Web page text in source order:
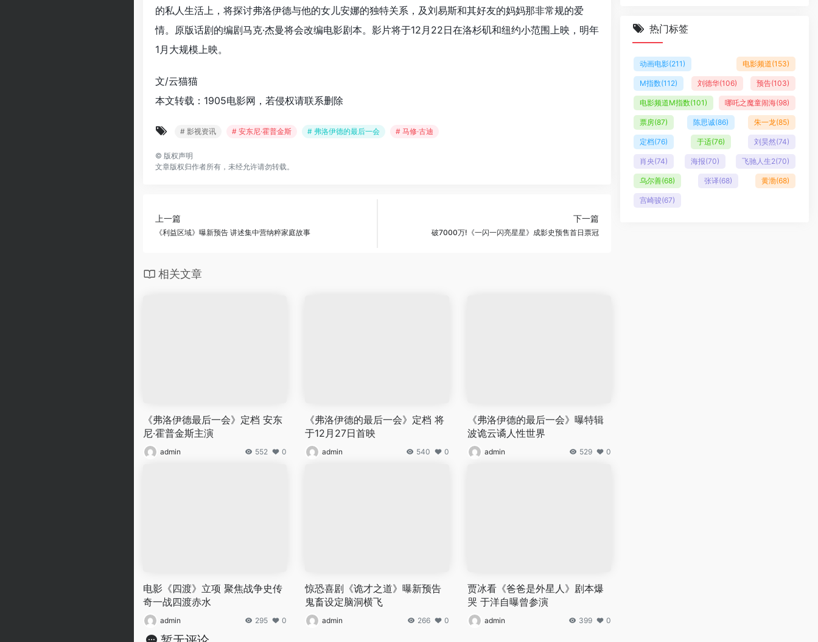
的私人生活上，将探讨弗洛伊德与他的女儿安娜的独特关系，及刘易斯和其好友的妈妈那非常规的爱
情。原版话剧的编剧马克·杰曼将会改编电影剧本。影片将于12月22日在洛杉矶和纽约小范围上映，明年
1月大规模上映。
文/云猫猫
本文转载：1905电影网，若侵权请联系删除
# 影视资讯 # 安东尼·霍普金斯 # 弗洛伊德的最后一会 # 马修·古迪
© 版权声明
文章版权归作者所有，未经允许请勿转载。
上一篇
《利益区域》曝新预告 讲述集中营纳粹家庭故事
下一篇
破7000万!《一闪一闪亮星星》成影史预售首日票冠
相关文章
《弗洛伊德最后一会》定档 安东
尼·霍普金斯主演
admin 552 0
《弗洛伊德的最后一会》定档 将
于12月27日首映
admin 540 0
《弗洛伊德的最后一会》曝特辑
波诡云谲人性世界
admin 529 0
电影《四渡》立项 聚焦战争史传
奇一战四渡赤水
admin 295 0
惊恐喜剧《诡才之道》曝新预告
鬼畜设定脑洞横飞
admin 266 0
贾冰看《爸爸是外星人》剧本爆
哭 于洋自曝曾参演
admin 399 0
热门标签
动画电影(211) 电影频道(153)
M指数(112) 刘德华(106) 预告(103)
电影频道M指数(101) 哪吒之魔童闹海(98)
票房(87) 陈思诚(86) 朱一龙(85)
定档(76) 于适(76) 刘昊然(74)
肖央(74) 海报(70) 飞驰人生2(70)
乌尔善(68) 张译(68) 黄渤(68)
宫崎骏(67)